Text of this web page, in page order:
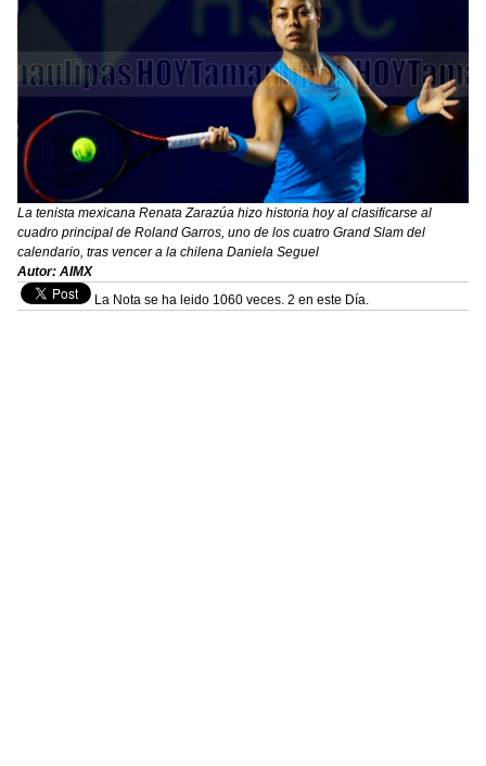
La tenista mexicana Renata Zarazúa hizo historia hoy al clasificarse al
cuadro principal de Roland Garros, uno de los cuatro Grand Slam del
calendario, tras vencer a la chilena Daniela Seguel
Autor: AIMX
La Nota se ha leido 1060 veces. 2 en este Día.